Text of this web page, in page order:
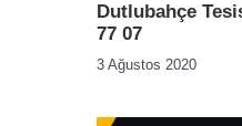
Dutlubahçe
77 07
3 Ağustos 2020